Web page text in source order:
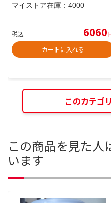
マイストア在庫： 4000
税込 6060
カートに入れる
このカテゴ
この商品を見た人
います